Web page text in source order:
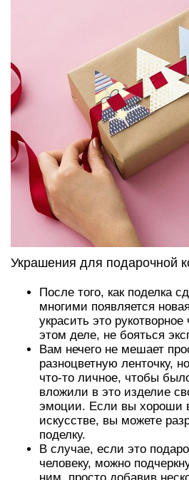
Украшения для подарочной
После того, как поделка
многими появляется
украсить это
этом деле, не бояться
Вам нечего не мешает
разноцветную ленточку,
что-то личное, чтобы
вложили в это изделие
эмоции. Если вы хороши
искусстве, вы можете
поделку.
В случае, если это
человеку, можно
ним, просто добавив